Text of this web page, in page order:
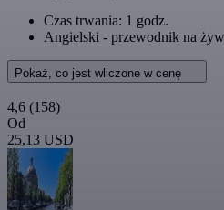
Czas trwania: 1 godz.
Angielski - przewodnik na
Pokaż, co jest wliczone w cenę
4,6 (158)
Od
25,13 USD